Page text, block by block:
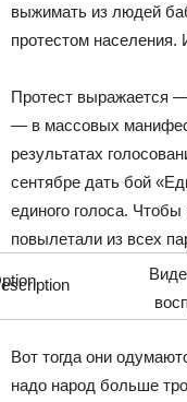
выжимать из людей
протестом
Протест выражается
— в массовых
результатах
сентябре дать бой
единого голоса.
повылетали из всех
Вот тогда они
надо народ больше